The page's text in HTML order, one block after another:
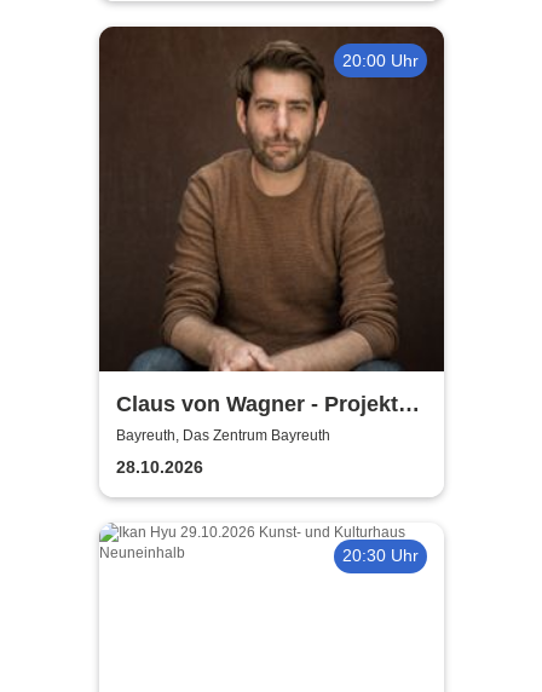
20:00 Uhr
Claus von Wagner - Projekt
Equilibrium
Bayreuth, Das Zentrum Bayreuth
28.10.2026
20:30 Uhr